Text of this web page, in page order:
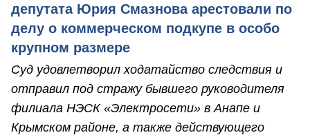
депутата Юрия Смазнова арестовали по
делу о коммерческом подкупе в особо
крупном размере
Суд удовлетворил ходатайство следствия и
отправил под стражу бывшего руководителя
филиала НЭСК «Электросети» в Анапе и
Крымском районе, а также действующего